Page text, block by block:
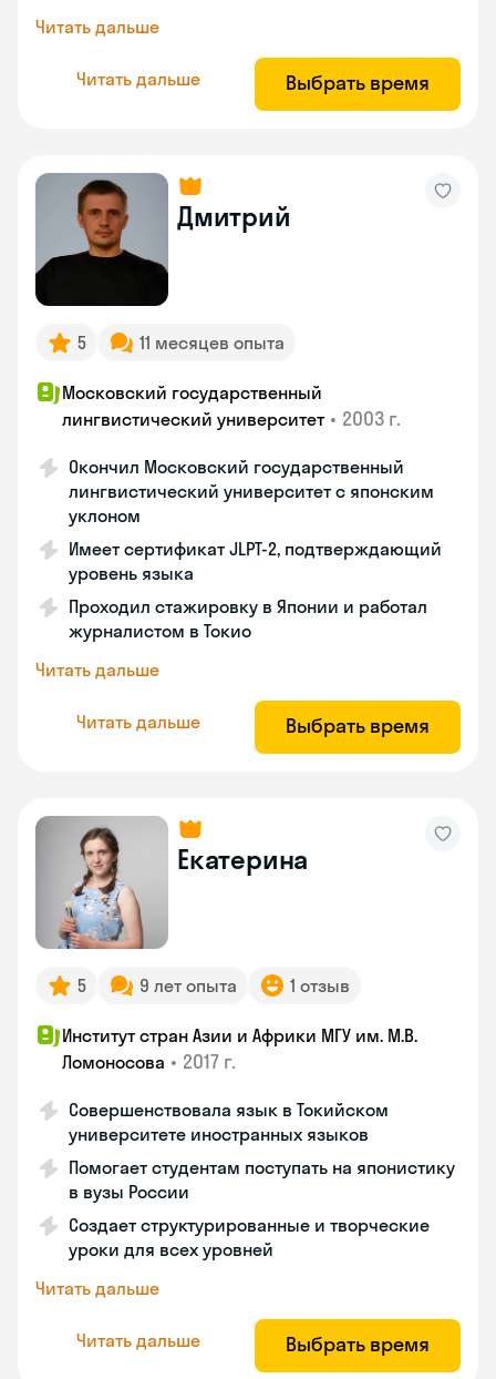
Читать дальше
Читать дальше Выбрать время
Дмитрий
5 11 месяцев опыта
Московский государственный
лингвистический университет • 2003 г.
Окончил Московский государственный
лингвистический университет с японским
уклоном
Имеет сертификат JLPT-2, подтверждающий
уровень языка
Проходил стажировку в Японии и работал
журналистом в Токио
Читать дальше
Читать дальше Выбрать время
Екатерина
5 9 лет опыта 1 отзыв
Институт стран Азии и Африки МГУ им. М.В.
Ломоносова • 2017 г.
Совершенствовала язык в Токийском
университете иностранных языков
Помогает студентам поступать на японистику
в вузы России
Создает структурированные и творческие
уроки для всех уровней
Читать дальше
Читать дальше Выбрать время